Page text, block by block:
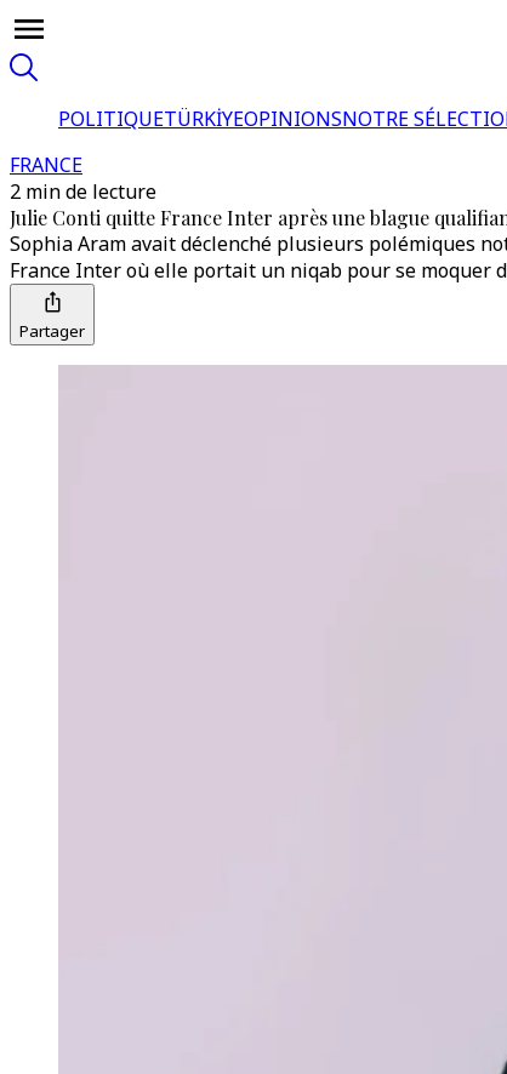
POLITIQUETÜRKİYEOPINIONSNOTRE
FRANCE
2 min de lecture
Julie Conti quitte France Inter après une blague
Sophia Aram avait déclenché plusieurs polémiques
France Inter où elle portait un niqab pour se moquer
Partager